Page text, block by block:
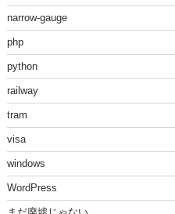
narrow-gauge
php
python
railway
tram
visa
windows
WordPress
まだ廃墟じゃない